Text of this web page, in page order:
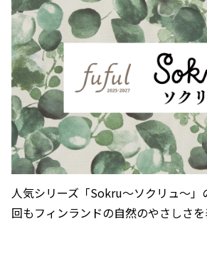
人気シリーズ「Sokru～ソクリュ～」
回もフィンランドの自然のやさしさを